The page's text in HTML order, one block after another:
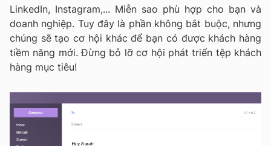
LinkedIn, Instagram,... Miễn sao phù hợp cho bạn và
doanh nghiệp. Tuy đây là phần không bắt buộc, nhưng
chúng sẽ tạo cơ hội khác để bạn có được khách hàng
tiềm năng mới. Đừng bỏ lỡ cơ hội phát triển tệp khách
hàng mục tiêu!